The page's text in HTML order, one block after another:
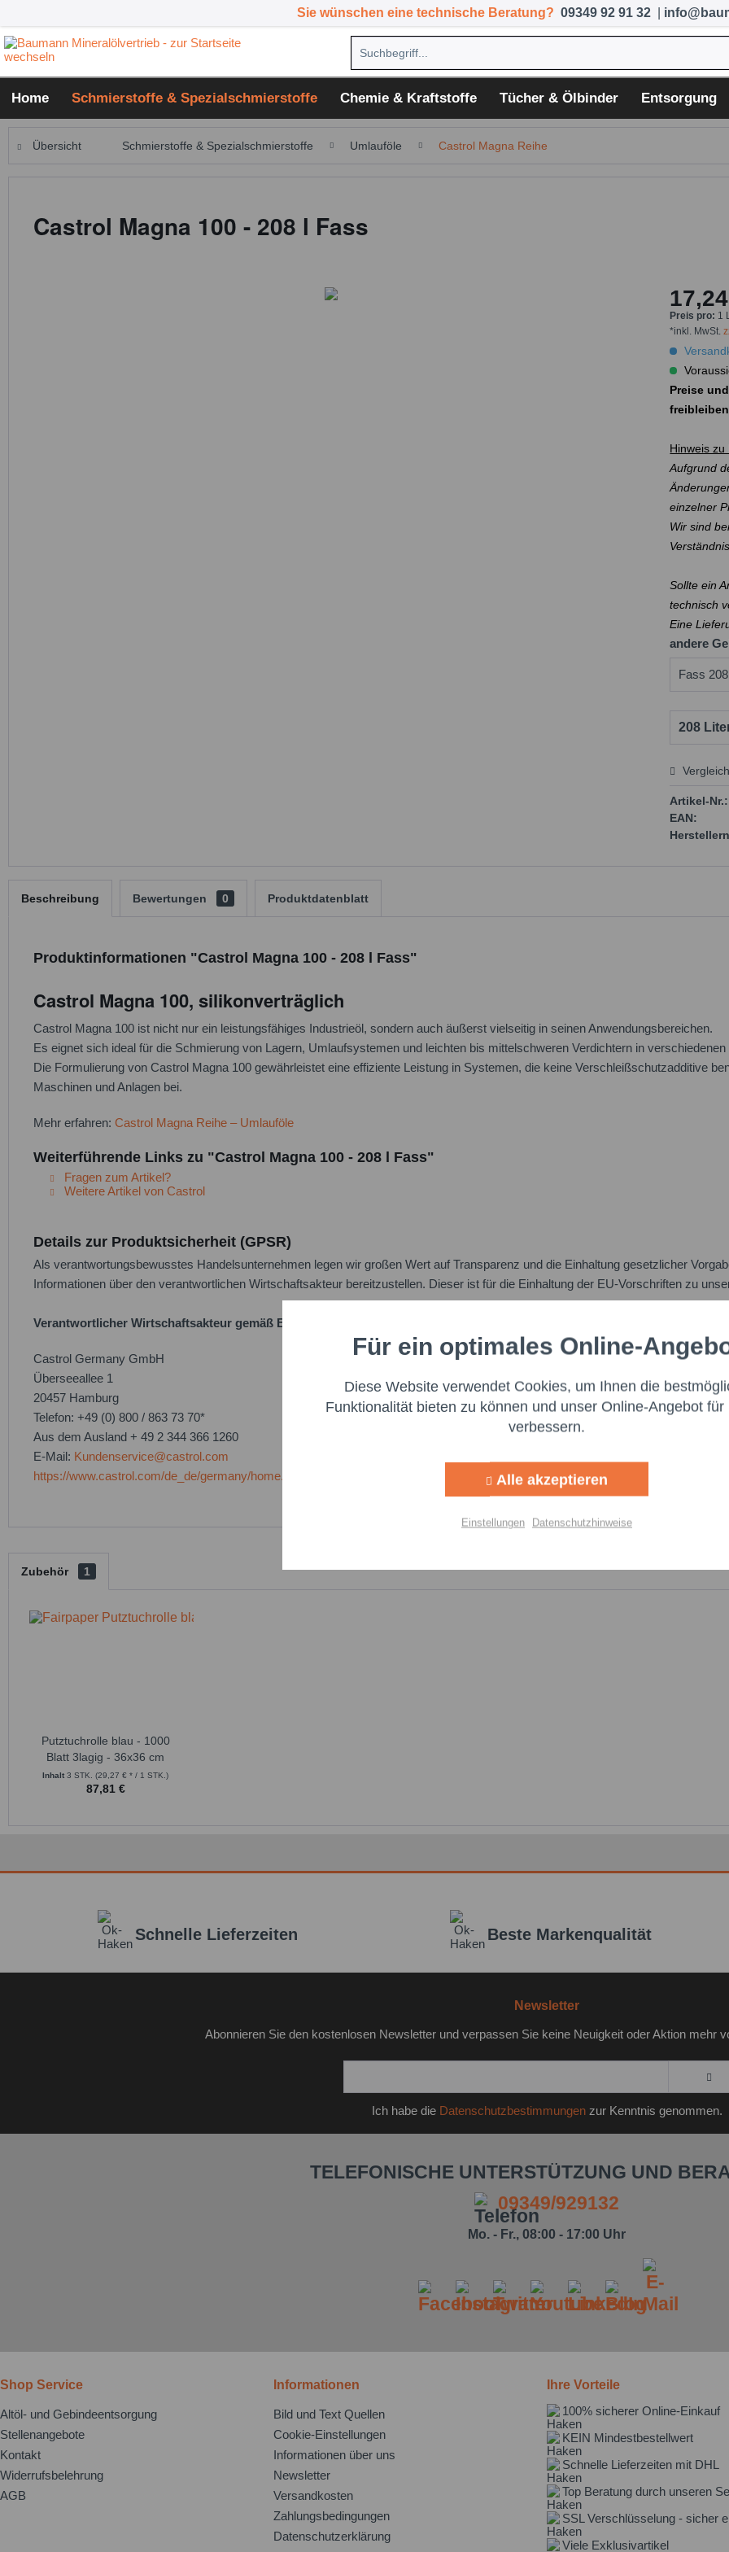
Sie wünschen eine technische Beratung? 09349 92 91 32
Home Schmierstoffe & Spezialschmierstoffe Chemie & Kraftstoffe Tücher & Ölbinder Entsorgung
Übersicht Schmierstoffe & Spezialschmierstoffe Umlauföle Castrol Magna Reihe
Castrol Magna 100 - 208 l Fass
Preis pro: 1
*inkl. MwSt.
Preise
Hinweis zu
Aufgrund
einzelner
Wir sind
Sollte ein
technisch
Eine
andere
Preis
Artikel-Nr.:
EAN:
Beschreibung Bewertungen 0 Produktdatenblatt
Produktinformationen "Castrol Magna 100 - 208 l Fass"
Castrol Magna 100, silikonverträglich
Castrol Magna 100 ist nicht nur ein leistungsfähiges Industrieöl, sondern auch äußerst vielseitig in seinen Anwendungsbereichen.
Es eignet sich ideal für die Schmierung von Lagern, Umlaufsystemen und leichten bis mittelschweren Verdichtern in verschiedenen
Die Formulierung von Castrol Magna 100 gewährleistet eine effiziente Leistung in Systemen, die keine Verschleißschutzadditive
Maschinen und Anlagen bei.
Mehr erfahren: Castrol Magna Reihe – Umlauföle
Weiterführende Links zu "Castrol Magna 100 - 208 l Fass"
Fragen zum Artikel?
Weitere Artikel von Castrol
Details zur Produktsicherheit (GPSR)
Als verantwortungsbewusstes Handelsunternehmen legen wir großen Wert auf Transparenz und die Einhaltung gesetzlicher
Informationen über den verantwortlichen Wirtschaftsakteur bereitzustellen. Dieser ist für die Einhaltung der EU-Vorschriften zu
Verantwortlicher Wirtschaftsakteur gemäß EU-Verordnung:
Castrol Germany GmbH
Überseeallee 1
20457 Hamburg
Telefon: +49 (0) 800 / 863 73 70*
Aus dem Ausland + 49 2 344 366 1260
E-Mail: Kundenservice@castrol.com
https://www.castrol.com/de_de/germany/home.html
Zubehör 1
Putztuchrolle blau - 1000
Blatt 3lagig - 36x36 cm
Inhalt 3 STK. (29,27 € * / 1 STK.)
87,81 €
Schnelle Lieferzeiten Beste Markenqualität
Newsletter
Abonnieren Sie den kostenlosen Newsletter und verpassen Sie keine Neuigkeit oder Aktion mehr
Ich habe die Datenschutzbestimmungenzur Kenntnis genommen.
TELEFONISCHE UNTERSTÜTZUNG UND
09349/929132
Mo. - Fr., 08:00 - 17:00 Uhr
Shop Service
Altöl- und Gebindeentsorgung
Stellenangebote
Kontakt
Widerrufsbelehrung
AGB
Informationen
Bild und Text Quellen
Cookie-Einstellungen
Informationen über uns
Newsletter
Versandkosten
Zahlungsbedingungen
Datenschutzerklärung
Ihre Vorteile
100% sicherer Online-Einkauf
KEIN Mindestbestellwert
Schnelle Lieferzeiten mit DHL
Top Beratung durch unseren
SSL Verschlüsselung - sicher
Viele Exklusivartikel
Funktionale Aktiv
Marketing Aktiv
Für ein optimales Online-
Diese Website verwendet Cookies, um Ihnen die
Funktionalität bieten zu können und unser Online-Angebot für
verbessern.
Alle akzeptieren
Einstellungen Datenschutzhinweise